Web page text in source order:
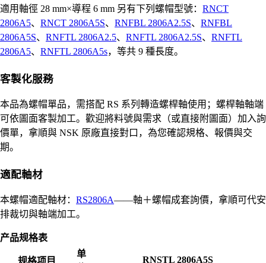
適用軸徑 28 mm×導程 6 mm 另有下列螺帽型號： RNCT
2806A5、 RNCT 2806A5S、 RNFBL 2806A2.5S、 RNFBL
2806A5S、 RNFTL 2806A2.5、 RNFTL 2806A2.5S、 RNFTL
2806A5、 RNFTL 2806A5s，等共 9 種長度。
客製化服務
本品為螺帽單品，需搭配 RS 系列轉造螺桿軸使用；螺桿軸軸端
可依圖面客製加工。歡迎將料號與需求（或直接附圖面）加入詢
價單，拿順與 NSK 原廠直接對口，為您確認規格、報價與交
期。
適配軸材
本螺帽適配軸材： RS2806A——軸＋螺帽成套詢價，拿順可代安
排裁切與軸端加工。
产品规格表
规格项目
单
RNSTL 2806A5S